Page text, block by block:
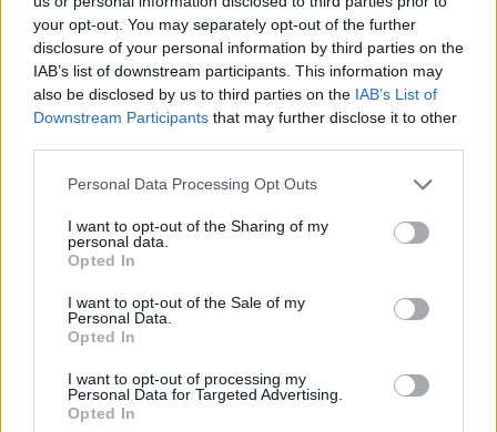
your opt-out. You may separately opt-out of the further
disclosure of your personal information by third parties on the
IAB’s list of downstream participants. This information may
also be disclosed by us to third parties on the IAB’s List of
Downstream Participants that may further disclose it to other
Personal Data Processing Opt Outs
I want to opt-out of the Sharing of my
personal data.
Opted In
I want to opt-out of the Sale of my
Personal Data.
Opted In
I want to opt-out of processing my
Personal Data for Targeted Advertising.
Opted In
Πτώση παρουσίασε ο ημερήσιος αριθμός θανάτων
από κορονοϊό, σύμφωνα με τα στοιχεία του ΕΟΔΥ
Δημοσιεύθηκε σεΕλλάδα|TaggedΔιασωληνωμένοι Θάνατοι,
Κορονοϊός,Νέα Κρούσματα